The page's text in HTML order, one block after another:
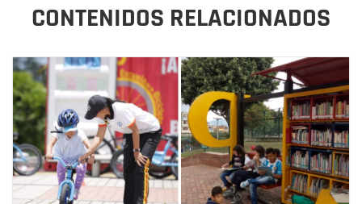
CONTENIDOS RELACIONADOS